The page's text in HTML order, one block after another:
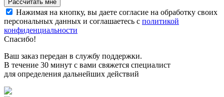
Нажимая на кнопку, вы даете согласие на обработку своих
персональных данных и соглашаетесь с политикой
конфиденциальности
Спасибо!
Ваш заказ передан в службу поддержки.
В течение 30 минут с вами свяжется специалист
для определения дальнейших действий